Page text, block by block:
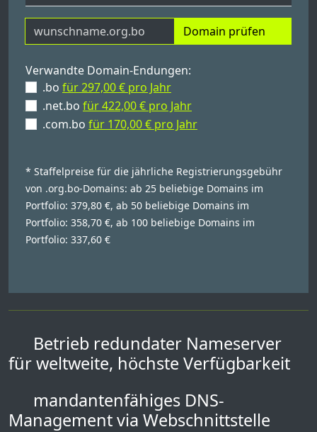
Domain prüfen
Verwandte Domain-Endungen:
.bo für 297,00 € pro Jahr
.net.bo für 422,00 € pro Jahr
.com.bo für 170,00 € pro Jahr
* Staffelpreise für die jährliche Registrierungsgebühr
von .org.bo-Domains: ab 25 beliebige Domains im
Portfolio: 379,80 €, ab 50 beliebige Domains im
Portfolio: 358,70 €, ab 100 beliebige Domains im
Portfolio: 337,60 €
Betrieb redundater Nameserver
für weltweite, höchste Verfügbarkeit
mandantenfähiges DNS-
Management via Webschnittstelle